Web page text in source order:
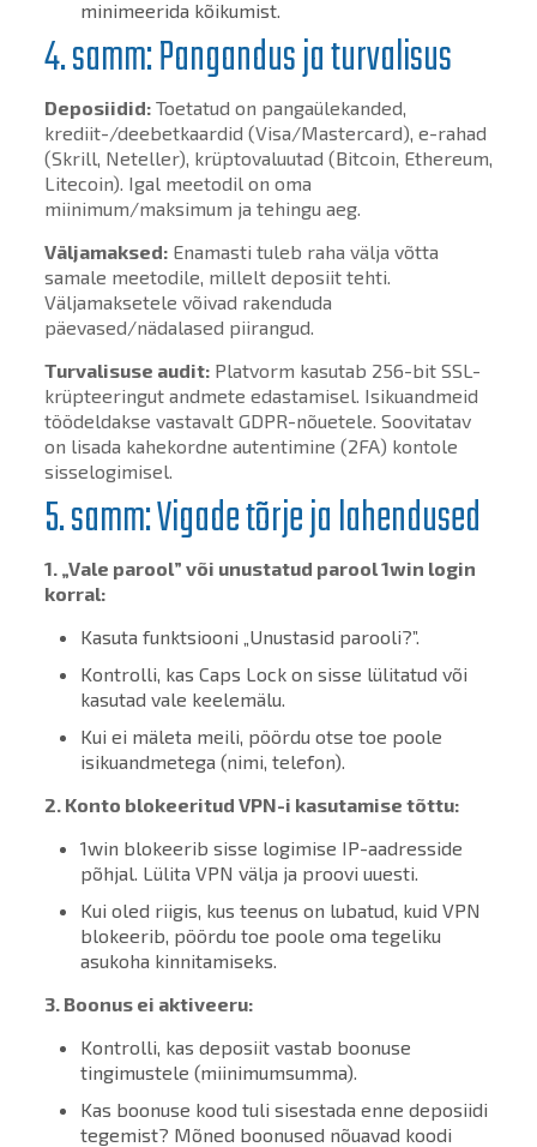
minimeerida kõikumist.
4. samm: Pangandus ja turvalisus
Deposiidid:Toetatud on pangaülekanded,
krediit-/deebetkaardid (Visa/Mastercard), e-rahad
(Skrill, Neteller), krüptovaluutad (Bitcoin, Ethereum,
Litecoin). Igal meetodil on oma
miinimum/maksimum ja tehingu aeg.
Väljamaksed:Enamasti tuleb raha välja võtta
samale meetodile, millelt deposiit tehti.
Väljamaksetele võivad rakenduda
päevased/nädalased piirangud.
Turvalisuse audit:Platvorm kasutab 256-bit SSL-
krüpteeringut andmete edastamisel. Isikuandmeid
töödeldakse vastavalt GDPR-nõuetele. Soovitatav
on lisada kahekordne autentimine (2FA) kontole
sisselogimisel.
5. samm: Vigade tõrje ja lahendused
1. „Vale parool” või unustatud parool1win login
korral:
Kasuta funktsiooni „Unustasid parooli?”.
Kontrolli, kas Caps Lock on sisse lülitatud või
kasutad vale keelemälu.
Kui ei mäleta meili, pöördu otse toe poole
isikuandmetega (nimi, telefon).
2. Konto blokeeritud VPN-i kasutamise tõttu:
1win blokeerib sisse logimise IP-aadresside
põhjal. Lülita VPN välja ja proovi uuesti.
Kui oled riigis, kus teenus on lubatud, kuid VPN
blokeerib, pöördu toe poole oma tegeliku
asukoha kinnitamiseks.
3. Boonus ei aktiveeru:
Kontrolli, kas deposiit vastab boonuse
tingimustele (miinimumsumma).
Kas boonuse kood tuli sisestada enne deposiidi
tegemist? Mõned boonused nõuavad koodi